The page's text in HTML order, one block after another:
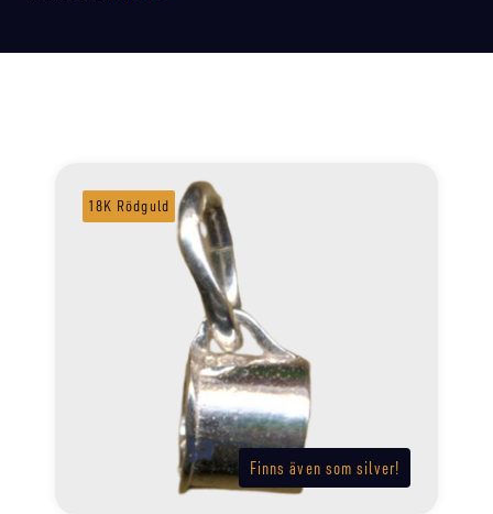
Finns även som silver!
18K Rödguld